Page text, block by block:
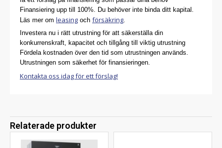
Finansiering upp till 100%. Du behöver inte binda ditt kapital.
Läs mer om leasing och försäkring
Investera nu i rätt utrustning för att säkerställa din
konkurrenskraft, kapacitet och tillgång till viktig utrustning
Fördela kostnaden över den tid som utrustningen används.
Utrustningen som säkerhet för finansieringen.
Kontakta oss idag för ett förslag!
Relaterade produkter